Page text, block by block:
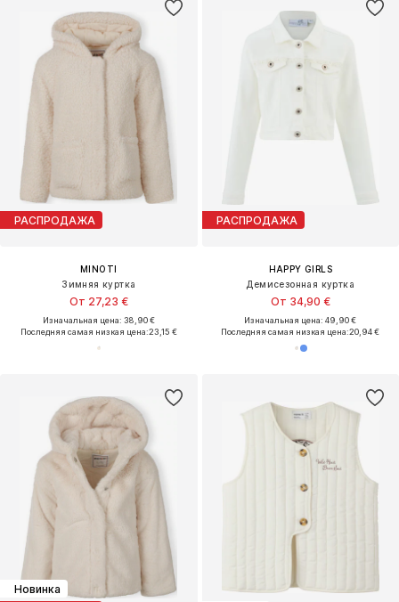
РАСПРОДАЖА
MINOTI
Зимняя куртка
От 27,23 €
Изначальная цена: 38,90 €
Последняя самая низкая цена:23,15 €
РАСПРОДАЖА
HAPPY GIRLS
Демисезонная куртка
От 34,90 €
Изначальная цена: 49,90 €
Последняя самая низкая цена:20,94 €
Новинка